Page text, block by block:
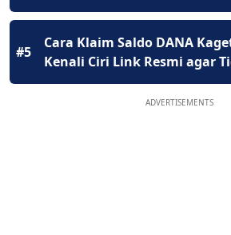
#5
Cara Klaim Saldo DANA
Kenali Ciri Link Resmi agar
ADVERTISEMENTS